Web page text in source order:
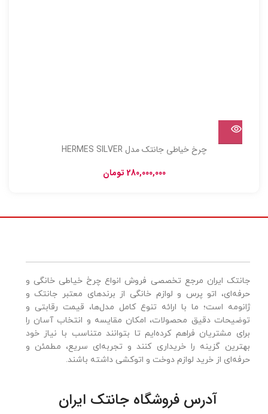
چرخ خیاطی جانتک مدل HERMES SILVER
280,000,000 تومان
جانتک ایران مرجع تخصصی فروش انواع چرخ خیاطی خانگی و
حرفه‌ای، اتو پرس و لوازم خانگی از برندهای معتبر جانتک و
ژانومه است؛ ما با ارائه تنوع کامل مدل‌ها، قیمت رقابتی و
توضیحات دقیق محصولات، امکان مقایسه و انتخاب آسان را
برای مشتریان فراهم کرده‌ایم تا بتوانند متناسب با نیاز خود
بهترین گزینه را خریداری کنند و تجربه‌ای سریع، مطمئن و
حرفه‌ای از خرید لوازم دوخت و اتوکشی داشته باشند.
آدرس فروشگاه جانتک ایران